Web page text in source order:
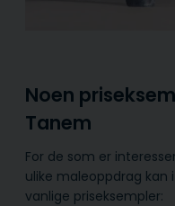
Noen
Tanem
For de som er
ulike maleoppdrag kan
vanlige priseksempler: